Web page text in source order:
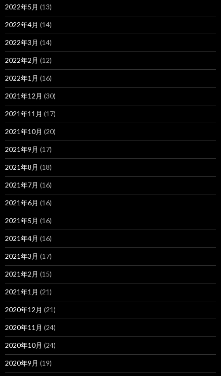
2022年5月 (13)
2022年4月 (14)
2022年3月 (14)
2022年2月 (12)
2022年1月 (16)
2021年12月 (30)
2021年11月 (17)
2021年10月 (20)
2021年9月 (17)
2021年8月 (18)
2021年7月 (16)
2021年6月 (16)
2021年5月 (16)
2021年4月 (16)
2021年3月 (17)
2021年2月 (15)
2021年1月 (21)
2020年12月 (21)
2020年11月 (24)
2020年10月 (24)
2020年9月 (19)